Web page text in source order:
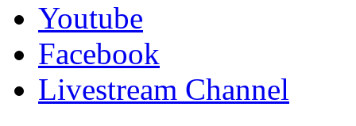
Youtube
Facebook
Livestream Channel